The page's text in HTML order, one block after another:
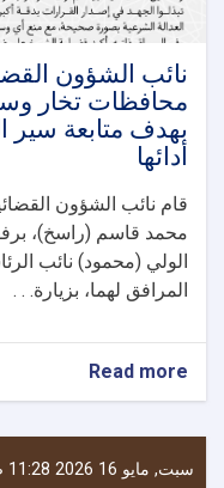
نائب الشؤون
محافظات تخار
بهدف متابعة سير
أدائها
قام نائب الشؤون
محمد قاسم (راسخ)،
الولي (محمود) نائب
المرافق لهما، بزيارة. . .
Read more
القضائية
بالمحكمة
سبت, مايو 16 2026 11:28 صباحا